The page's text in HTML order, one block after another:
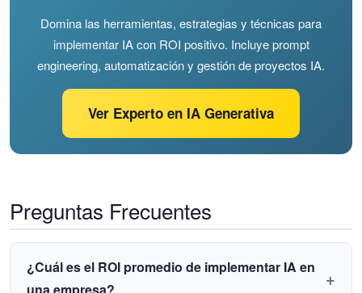
Domina las herramientas, estrategias y técnicas para
implementar IA con ROI positivo. Incluye prompt
engineering, automatización y gestión de proyectos IA.
Ver Experto en IA Generativa
Preguntas Frecuentes
¿Cuál es el ROI promedio de implementar IA en
una empresa?